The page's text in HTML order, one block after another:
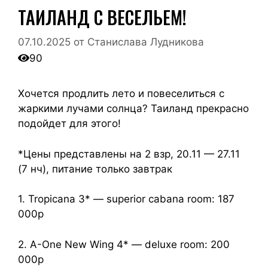
ТАИЛАНД С ВЕСЕЛЬЕМ!
07.10.2025 от Станислава Лудникова
90
Хочется продлить лето и повеселиться с
жаркими лучами солнца? Таиланд прекрасно
подойдет для этого!
*Цены представлены на 2 взр, 20.11 — 27.11
(7 нч), питание только завтрак
1. Tropicana 3* — superior cabana room: 187
000р
2. A-One New Wing 4* — deluxe room: 200
000р